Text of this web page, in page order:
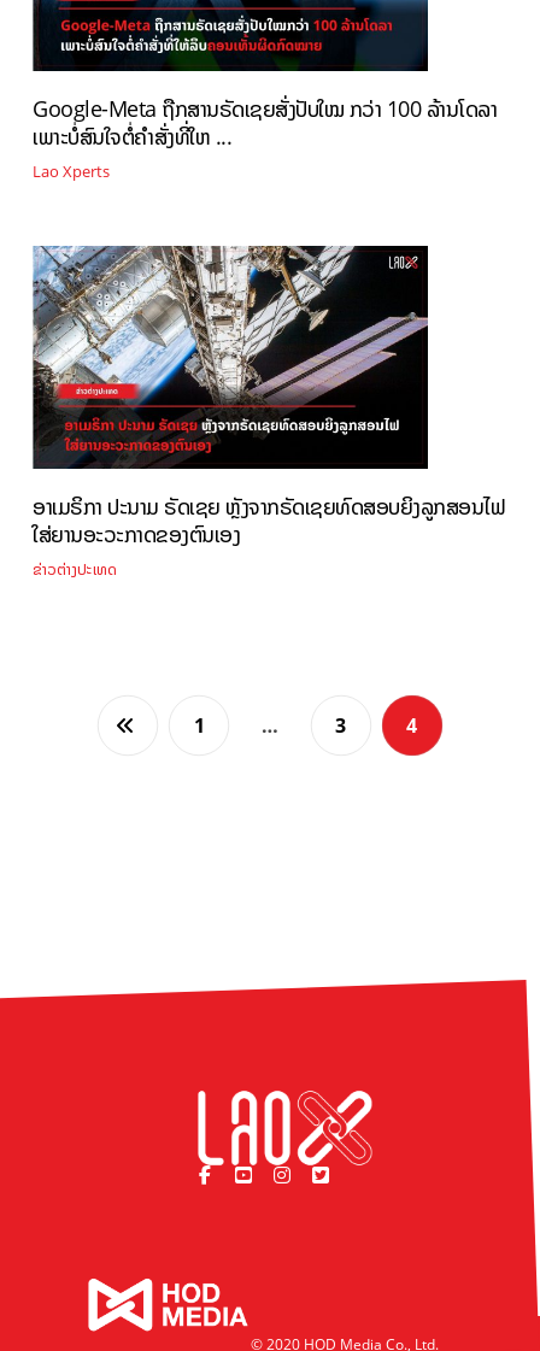
Google-Meta ຖືກສານຣັດເຊຍສັ່ງປັບໃໝ ກວ່າ 100 ລ້ານໂດລາ
ເພາະບໍ່ສົນໃຈຕໍ່ຄຳສັ່ງທີ່ໃຫ ...
Lao Xperts
ອາເມຣິກາ ປະນາມ ຣັດເຊຍ ຫຼັງຈາກຣັດເຊຍທົດສອບຍິງລູກສອນໄຟ
ໃສ່ຍານອະວະກາດຂອງຕົນເອງ
ຂ່າວຕ່າງປະເທດ
1 … 3 4
© 2020 HOD Media Co., Ltd.